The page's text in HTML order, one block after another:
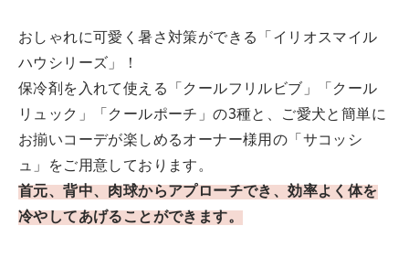
おしゃれに可愛く暑さ対策ができる「イリオスマイル
ハウシリーズ」！
保冷剤を入れて使える「クールフリルビブ」「クール
リュック」「クールポーチ」の3種と、ご愛犬と簡単に
お揃いコーデが楽しめるオーナー様用の「サコッシ
ュ」をご用意しております。
首元、背中、肉球からアプローチでき、効率よく体を
冷やしてあげることができます。